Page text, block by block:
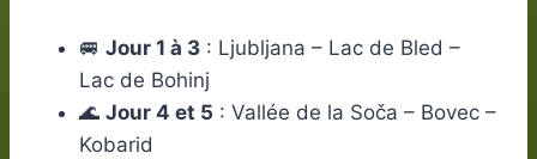
🚐 Jour 1 à 3 : Ljubljana – Lac de Bled –
Lac de Bohinj
🌊 Jour 4 et 5 : Vallée de la Soča – Bovec –
Kobarid